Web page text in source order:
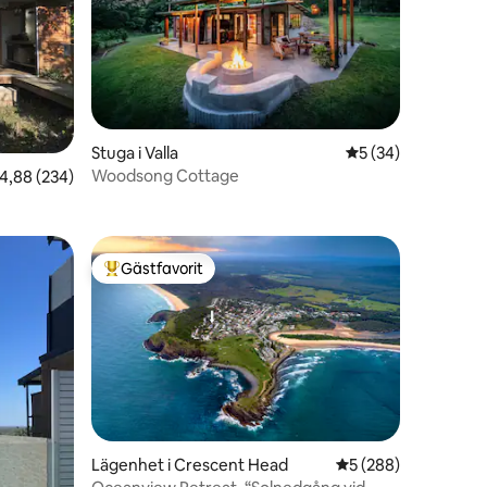
av 5 i genomsnittligt betyg, 234 omdömen
4,88 (234)
Stuga i Valla 5 av 5 i
5 (34)
Woodsong Cottage
Populär gästfavorit
Gästfavorit
Lägenhet i Crescent Head 5 av 5 i
5 (288)